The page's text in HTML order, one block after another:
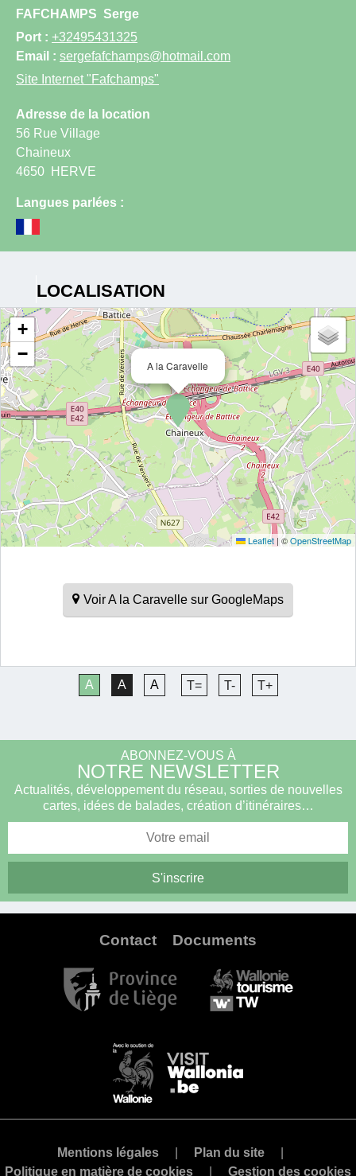
FAFCHAMPS Serge
Port : +32495431325
Email : sergefafchamps@hotmail.com
Site Internet "Fafchamps"
Adresse de la location
56 Rue Village
Chaineux
4650
HERVE
Langues parlées :
LOCALISATION
A la Caravelle
+
−
Leaflet | ©OpenStreetMap
Voir A la Caravelle sur GoogleMaps
A A A T= T- T+
ABONNEZ-VOUS À
NOTRE NEWSLETTER
Actualités, développement du réseau, sorties de nouvelles
cartes, idées de balades, création d’itinéraires…
Contact Documents
Mentions légales
Plan du site
Politique en matière de cookies
Gestion des cookies